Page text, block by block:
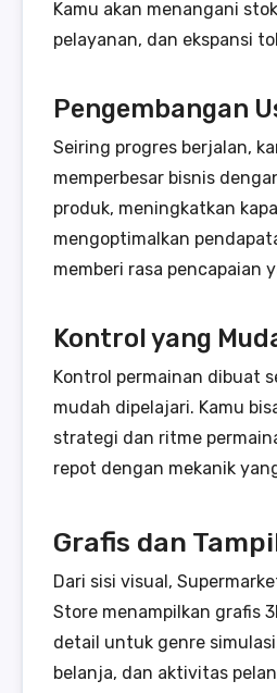
Kamu akan menangani
pelayanan, dan ekspansi
Pengembangan
Seiring progres berjalan,
memperbesar bisnis
produk, meningkatkan
mengoptimalkan
memberi rasa pencapaian
Kontrol yang
Kontrol permainan dibuat
mudah dipelajari. Kamu
strategi dan ritme
repot dengan mekanik
Grafis dan
Dari sisi visual,
Store menampilkan grafis
detail untuk genre
belanja, dan aktivitas